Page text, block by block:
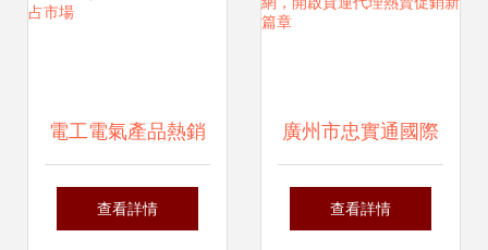
電工電氣產品熱銷
季來臨，專業貨運
查看詳情
廣州市忠實通國際
貨運代理有限責任
查看詳情